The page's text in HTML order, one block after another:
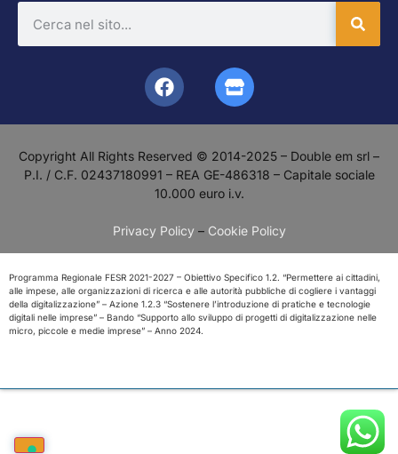
Copyright All Rights Reserved © 2014-2025 – Double em srl –
P.I. / C.F. 02437180991 – REA GE-486318 – Capitale sociale
10.000 euro i.v.
Privacy Policy– Cookie Policy
Programma Regionale FESR 2021-2027 – Obiettivo Specifico 1.2. “Permettere ai cittadini,
alle impese, alle organizzazioni di ricerca e alle autorità pubbliche di cogliere i vantaggi
della digitalizzazione” – Azione 1.2.3 “Sostenere l’introduzione di pratiche e tecnologie
digitali nelle imprese” – Bando “Supporto allo sviluppo di progetti di digitalizzazione nelle
micro, piccole e medie imprese” – Anno 2024.